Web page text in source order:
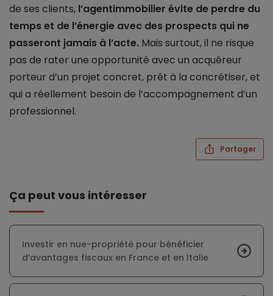
de ses clients, l’agentimmobilier évite de perdre du
temps et de l’énergie avec des prospects qui ne
passeront jamais à l’acte. Mais surtout, il ne risque
pas de rater une opportunité avec un acquéreur
porteur d’un projet concret, prêt à la concrétiser, et
qui a réellement besoin de l’accompagnement d’un
professionnel.
Partager
Ça peut vous intéresser
Investir en nue-propriété pour bénéficier
d’avantages fiscaux en France et en Italie